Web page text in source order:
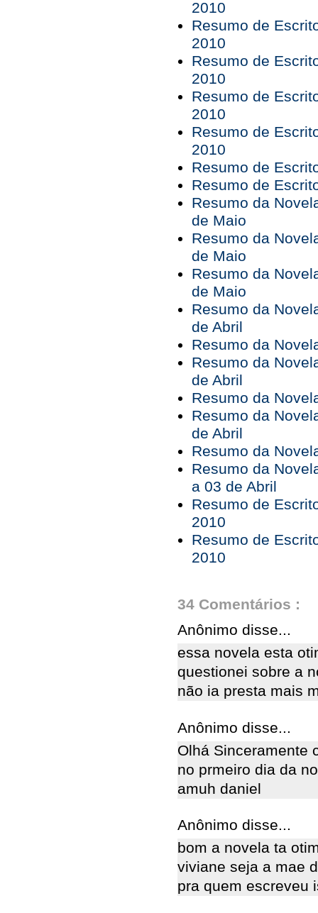
2010
Resumo de
2010
Resumo de
2010
Resumo de
2010
Resumo de
2010
Resumo de
Resumo de
Resumo da
de Maio
Resumo da
de Maio
Resumo da
de Maio
Resumo da
de Abril
Resumo da
Resumo da
de Abril
Resumo da
Resumo da
de Abril
Resumo da
Resumo da
a 03 de Abril
Resumo de
2010
Resumo de
2010
34 Comentários :
Anônimo disse...
essa novela esta
questionei sobre a
não ia presta mais
Anônimo disse...
Olhá Sinceramente
no prmeiro dia da
amuh daniel
Anônimo disse...
bom a novela ta
viviane seja a mae
pra quem escreveu